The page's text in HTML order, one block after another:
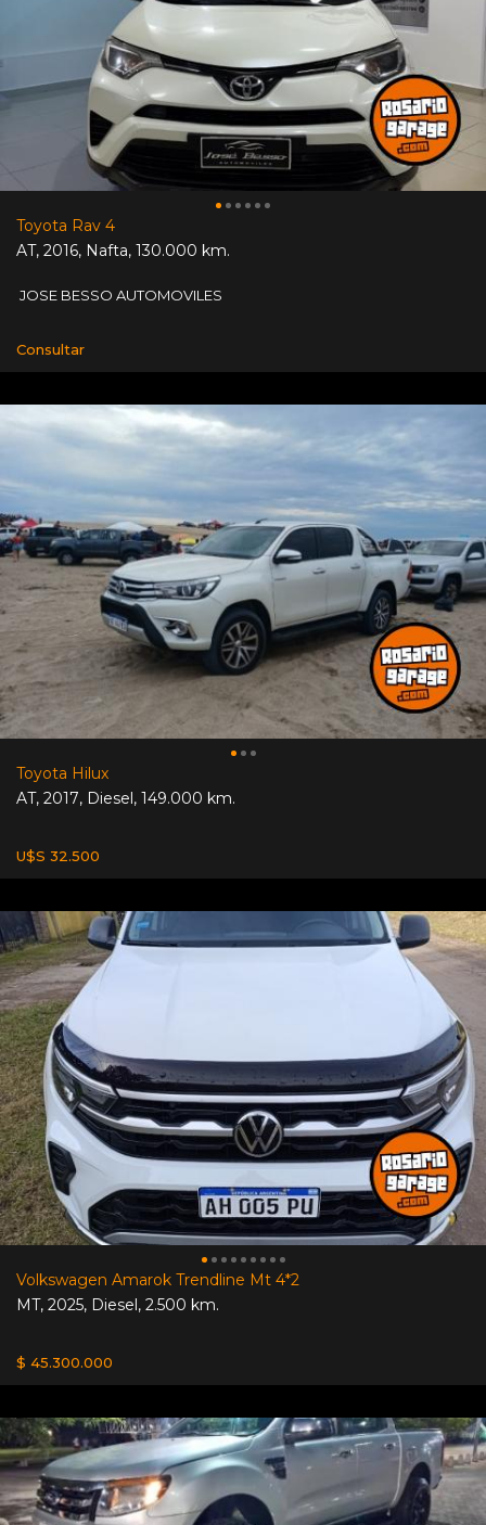
Toyota Rav 4
AT, 2016, Nafta, 130.000 km.
JOSE BESSO AUTOMOVILES
Consultar
Toyota Hilux
AT, 2017, Diesel, 149.000 km.
U$S 32.500
Volkswagen Amarok Trendline Mt 4*2
MT, 2025, Diesel, 2.500 km.
$ 45.300.000